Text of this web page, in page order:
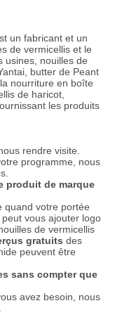
un fabricant et un
de vermicellis et le
usines, nouilles de
butter de Peant
nourriture en boîte
de haricot,
les produits
rendre visite.
programme, nous
produit de marque
quand votre portée
vous ajouter logo
de vermicellis
gratuits des
peuvent être
sans compter que
avez besoin, nous